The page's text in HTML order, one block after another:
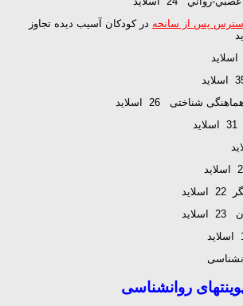
استرس پس از سانحه در كودكان آسيب ديده تجاوز
شناختی 26 اسلاید
روانشناسی